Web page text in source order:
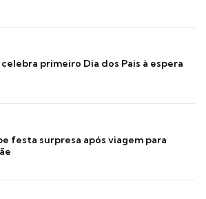
primeiro Dia dos Pais à espera
festa surpresa após viagem para